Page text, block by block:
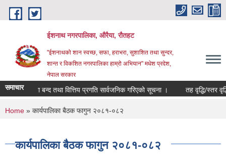
Skip to main content
ईशनाथ नगरपालिका, औरैया, रौतहट
"ईशनाथको शान स्वच्छ, सफा, हराभरा, सुशाशित तथा सुन्दर,
शान्त र विकशित नगरपालिका हाम्रो अभियान" मधेश प्रदेश,
नेपाल सरकार
समाचार
को खाता बन्द तथा वित्तिय प्रगति सार्वजनिक गरिएको सूचना । तह वृद्धि/स्तर
You are here
Home » कार्यपालिका बैठक फागुन २०८१-०८२
कार्यपालिका बैठक फागुन २०८१-०८२